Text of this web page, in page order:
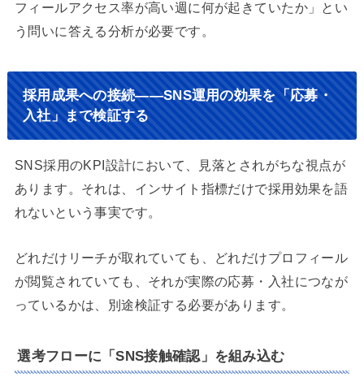
フィールアクセス率が高い週に何が起きていたか」とい
う問いに答える分析が必要です。
採用成果への接続——SNS運用の効果を「応募・
入社」まで検証する
SNS採用のKPI設計において、見落とされがちな視点が
あります。それは、インサイト指標だけで採用効果を語
れないという事実です。
どれだけリーチが取れていても、どれだけプロフィール
が閲覧されていても、それが実際の応募・入社につなが
っているかは、別途検証する必要があります。
選考フローに「SNS接触確認」を組み込む